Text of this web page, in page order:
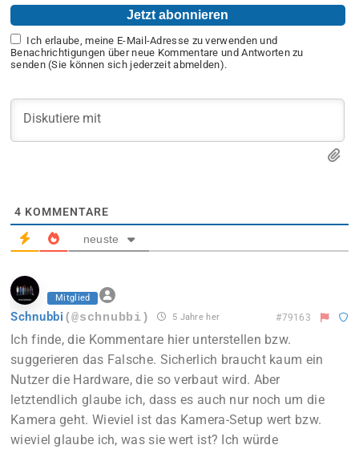
Ich erlaube, meine E-Mail-Adresse zu verwenden und
Benachrichtigungen über neue Kommentare und Antworten zu
senden (Sie können sich jederzeit abmelden).
4 KOMMENTARE
neuste
Mitglied
Schnubbi (@schnubbi) 5 Jahre her #79163
Ich finde, die Kommentare hier unterstellen bzw.
suggerieren das Falsche. Sicherlich braucht kaum ein
Nutzer die Hardware, die so verbaut wird. Aber
letztendlich glaube ich, dass es auch nur noch um die
Kamera geht. Wieviel ist das Kamera-Setup wert bzw.
wieviel glaube ich, was sie wert ist? Ich würde